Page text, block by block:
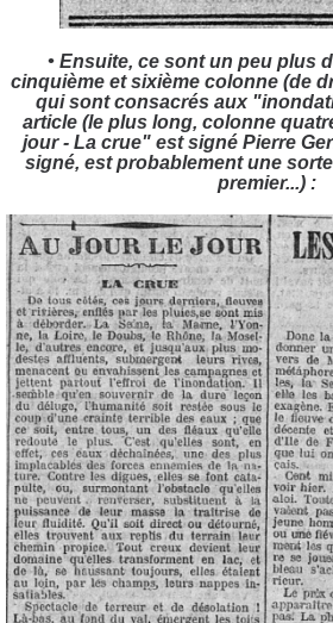
• Ensuite, ce sont un peu plus
cinquième et sixième colonne (de
qui sont consacrés aux
article (le plus long, colonne
jour - La crue" est signé Pierre
signé, est probablement une
premier...) :